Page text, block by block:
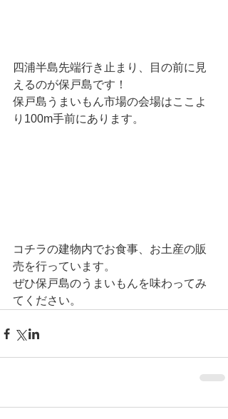
四浦半島先端行き止まり、目の前に見
えるのが保戸島です！
保戸島うまいもん市場の会場はここよ
り100m手前にあります。
コチラの建物内でお食事、お土産の販
売を行っています。
ぜひ保戸島のうまいもんを味わってみ
てください。